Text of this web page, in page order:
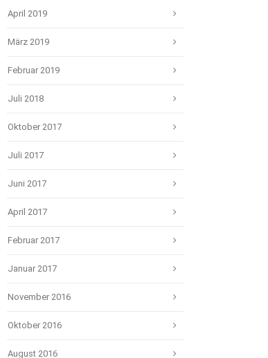
April 2019
März 2019
Februar 2019
Juli 2018
Oktober 2017
Juli 2017
Juni 2017
April 2017
Februar 2017
Januar 2017
November 2016
Oktober 2016
August 2016